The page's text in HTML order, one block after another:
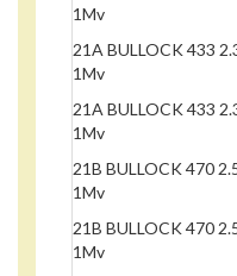
1Mv
21A BULLOCK 433
1Mv
21A BULLOCK 433
1Mv
21B BULLOCK 470
1Mv
21B BULLOCK 470
1Mv